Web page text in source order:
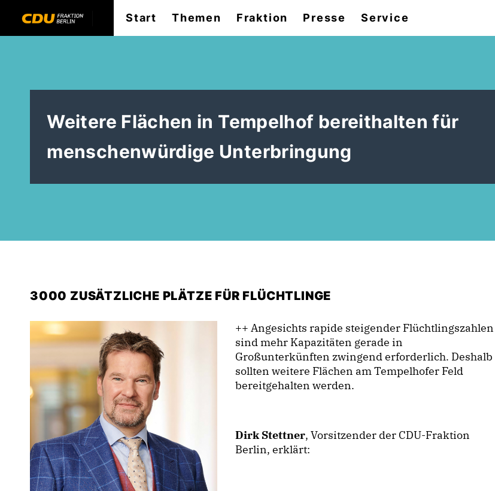
Start Themen Fraktion Presse Service
Weitere Flächen in Tempelhof bereithalten für
menschenwürdige Unterbringung
3000 ZUSÄTZLICHE PLÄTZE FÜR FLÜCHTLINGE
++ Angesichts rapide steigender Flüchtlingszahlen
sind mehr Kapazitäten gerade in
Großunterkünften zwingend erforderlich. Deshalb
sollten weitere Flächen am Tempelhofer Feld
bereitgehalten werden.
Dirk Stettner, Vorsitzender der CDU-Fraktion
Berlin, erklärt: